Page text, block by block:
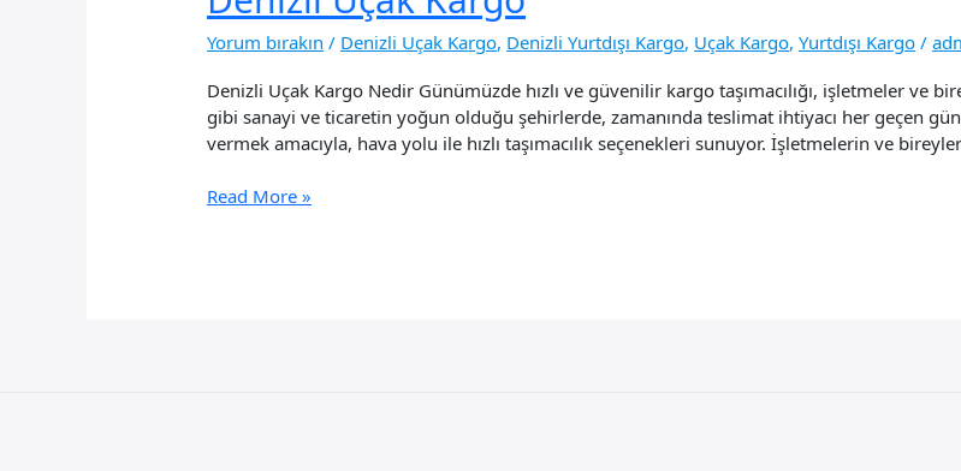
Yorum bırakın / Denizli Uçak Kargo, Denizli Yurtdışı Kargo, Uçak Kargo,Yurtdışı Kargo /
Denizli Uçak Kargo Nedir Günümüzde hızlı ve güvenilir kargo taşımacılığı, işletmeler ve
gibi sanayi ve ticaretin yoğun olduğu şehirlerde, zamanında teslimat ihtiyacı her geçen
vermek amacıyla, hava yolu ile hızlı taşımacılık seçenekleri sunuyor. İşletmelerin ve
Denizli
Read More »